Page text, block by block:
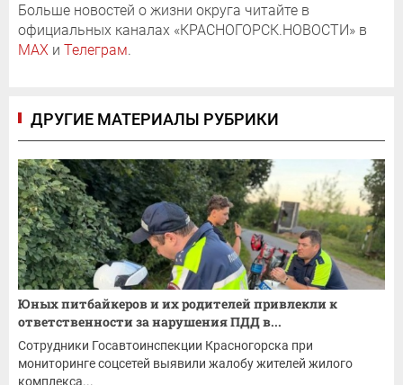
Больше новостей о жизни округа читайте в
официальных каналах «КРАСНОГОРСК.НОВОСТИ» в
MAX и Телеграм.
ДРУГИЕ МАТЕРИАЛЫ РУБРИКИ
Юных питбайкеров и их родителей привлекли к
ответственности за нарушения ПДД в...
Сотрудники Госавтоинспекции Красногорска при
мониторинге соцсетей выявили жалобу жителей жилого
комплекса...